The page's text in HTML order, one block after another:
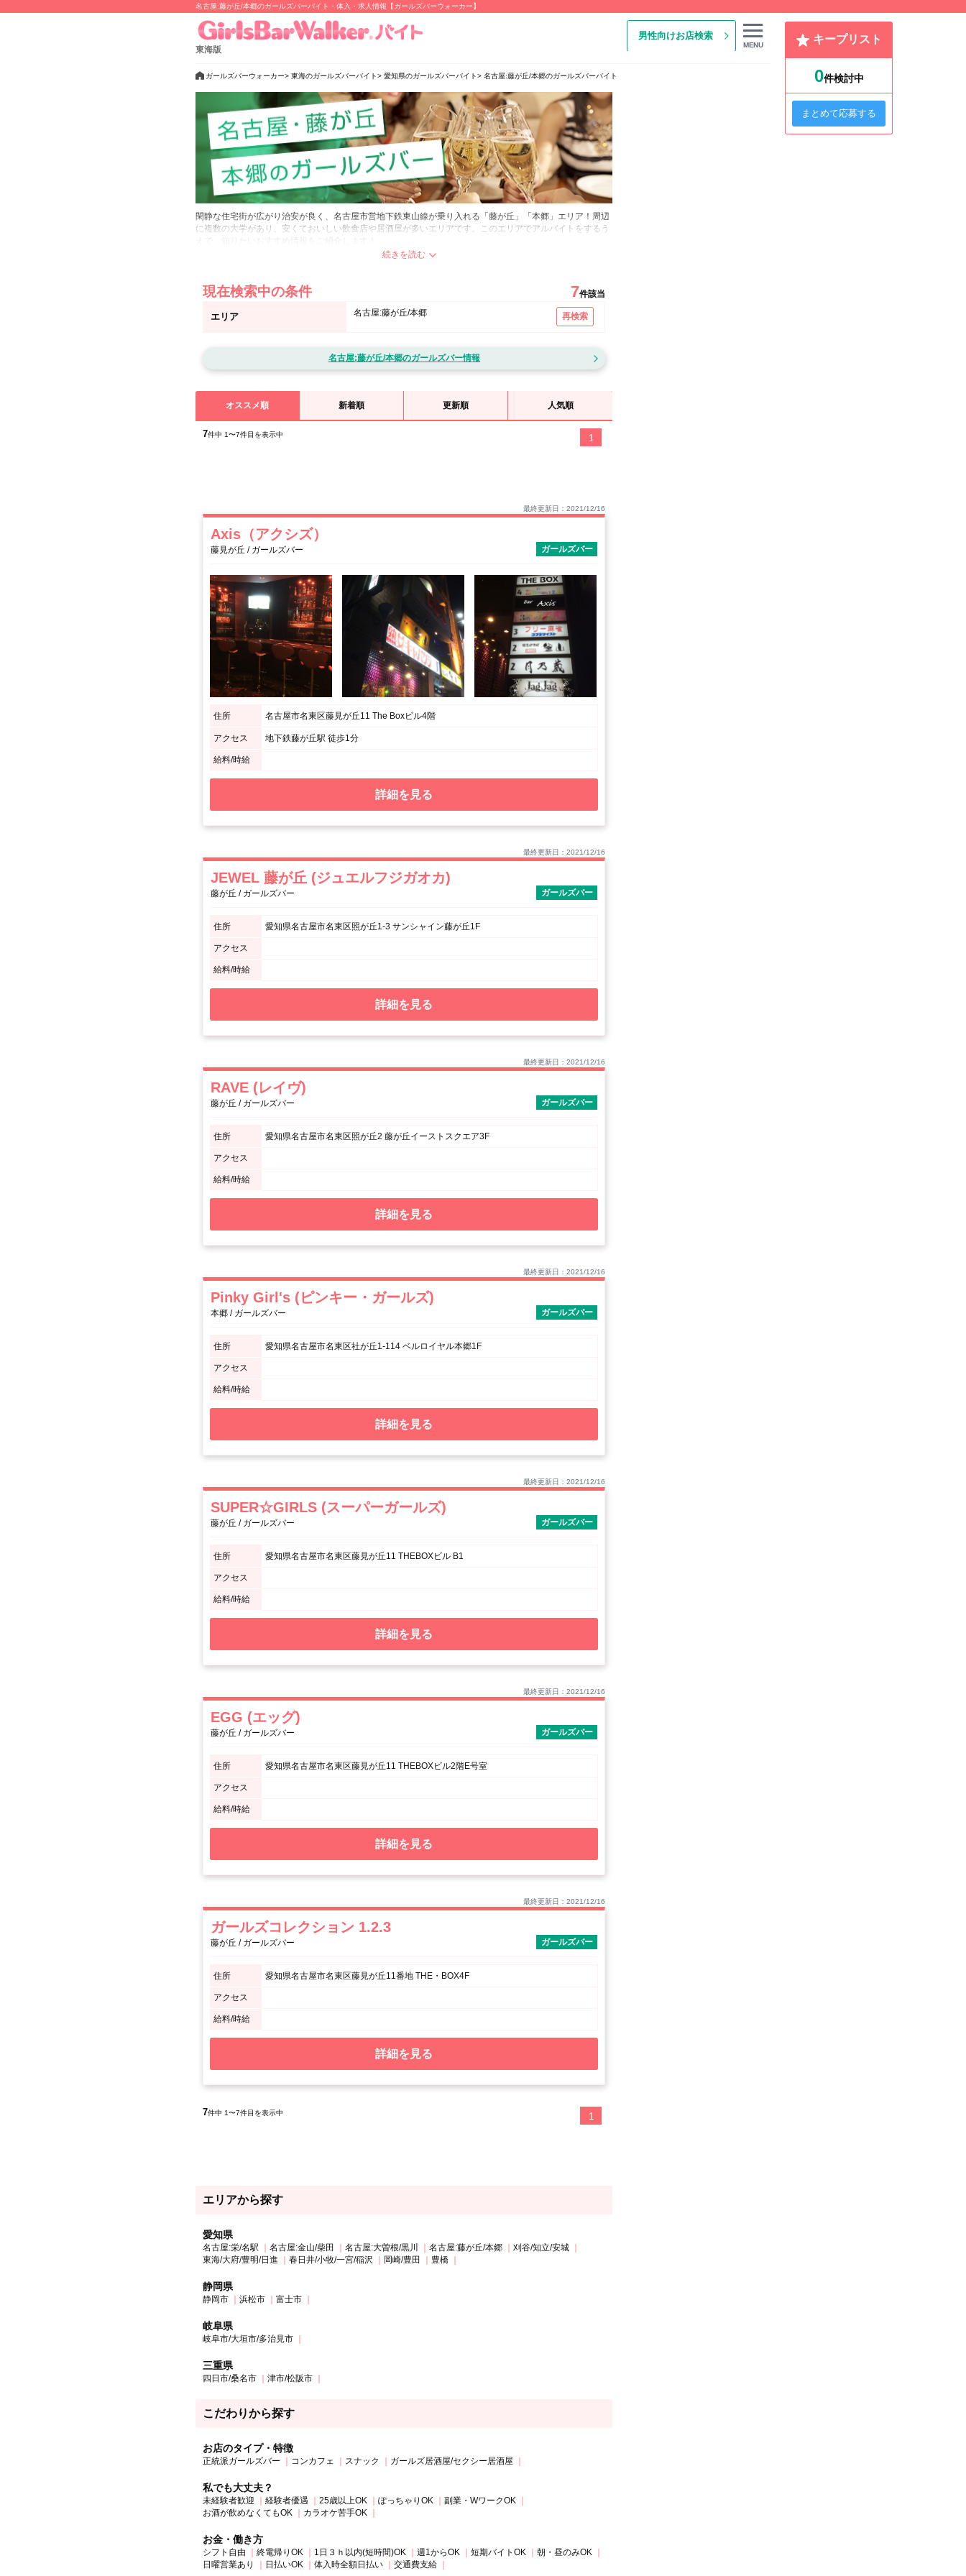
名古屋:藤が丘/本郷のガールズバーバイト・体入・求人情報【ガールズバーウォーカー】
東海版
男性向けお店検索
MENU
ガールズバーウォーカー 東海のガールズバーバイト 愛知県のガールズバーバイト 名古屋:藤が丘/本郷のガールズバーバイト
閑静な住宅街が広がり治安が良く、名古屋市営地下鉄東山線が乗り入れる「藤が丘」「本郷」エリア！周辺
に複数の大学があり、安くておいしい飲食店や居酒屋が多いエリアです。このエリアでアルバイトをするう
子は大学生が多いですが、その他にも30代のOL、主婦など幅広く活躍されています！常連さんが多く女の
子との会話を楽しみながらお酒をゆっくり楽しんでいます。
■本郷…名古屋市の中でも治安が良く、生活に必要なお店が揃っている本郷は住みたい街として人気で、通
勤や通学客が多く利用する駅です。街灯もついており人通りもあるため、安心して夜道を歩くことができま
かになります！
現在検索中の条件 7件該当
エリア 名古屋:藤が丘/本郷 再検索
名古屋:藤が丘/本郷のガールズバー情報
オススメ順 新着順 更新順 人気順
7件中 1〜7件目を表示中 1
最終更新日：2021/12/16
Axis（アクシズ）
藤見が丘 / ガールズバー ガールズバー
住所 名古屋市名東区藤見が丘11 The Boxビル4階
アクセス 地下鉄藤が丘駅 徒歩1分
給料/時給
詳細を見る
最終更新日：2021/12/16
JEWEL 藤が丘 (ジュエルフジガオカ)
藤が丘 / ガールズバー ガールズバー
住所 愛知県名古屋市名東区照が丘1-3 サンシャイン藤が丘1F
アクセス
給料/時給
詳細を見る
最終更新日：2021/12/16
RAVE (レイヴ)
藤が丘 / ガールズバー ガールズバー
住所 愛知県名古屋市名東区照が丘2 藤が丘イーストスクエア3F
アクセス
給料/時給
詳細を見る
最終更新日：2021/12/16
Pinky Girl's (ピンキー・ガールズ)
本郷 / ガールズバー ガールズバー
住所 愛知県名古屋市名東区社が丘1-114 ベルロイヤル本郷1F
アクセス
給料/時給
詳細を見る
最終更新日：2021/12/16
SUPER☆GIRLS (スーパーガールズ)
藤が丘 / ガールズバー ガールズバー
住所 愛知県名古屋市名東区藤見が丘11 THEBOXビル B1
アクセス
給料/時給
詳細を見る
最終更新日：2021/12/16
EGG (エッグ)
藤が丘 / ガールズバー ガールズバー
住所 愛知県名古屋市名東区藤見が丘11 THEBOXビル2階E号室
アクセス
給料/時給
詳細を見る
最終更新日：2021/12/16
ガールズコレクション 1.2.3
藤が丘 / ガールズバー ガールズバー
住所 愛知県名古屋市名東区藤見が丘11番地 THE・BOX4F
アクセス
給料/時給
詳細を見る
7件中 1〜7件目を表示中 1
エリアから探す
愛知県
名古屋:栄/名駅 名古屋:金山/柴田 名古屋:大曽根/黒川 名古屋:藤が丘/本郷
刈谷/知立/安城
東海/大府/豊明/日進
春日井/小牧/一宮/稲沢 岡崎/豊田 豊橋
静岡県
静岡市 浜松市 富士市
岐阜県
岐阜市/大垣市/多治見市
三重県
四日市/桑名市 津市/松阪市
こだわりから探す
お店のタイプ・特徴
正統派ガールズバー コンカフェ スナック ガールズ居酒屋/セクシー居酒屋
私でも大丈夫？
未経験者歓迎 経験者優遇 25歳以上OK ぽっちゃりOK
副業・WワークOK
お酒が飲めなくてもOK
カラオケ苦手OK
お金・働き方
シフト自由 終電帰りOK 1日３ｈ以内(短時間)OK 週1からOK 短期バイトOK
朝・昼のみOK
日曜営業あり
日払いOK 体入時全額日払い 交通費支給
キープリスト
0件検討中
まとめて応募する